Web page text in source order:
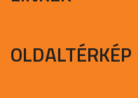
OLDALTÉRKÉP